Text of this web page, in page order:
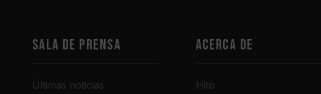
Sala de prensa
Últimas noticias
Acerca de
Hito